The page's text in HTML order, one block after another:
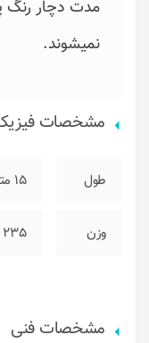
مدت دچار رنگ
نمیشوند.
مشخصات
طول 15 متر
وزن 235 گرم
مشخصات فنی